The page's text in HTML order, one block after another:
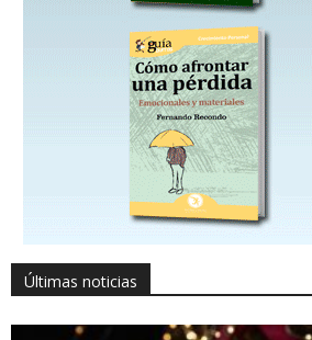
Últimas noticias